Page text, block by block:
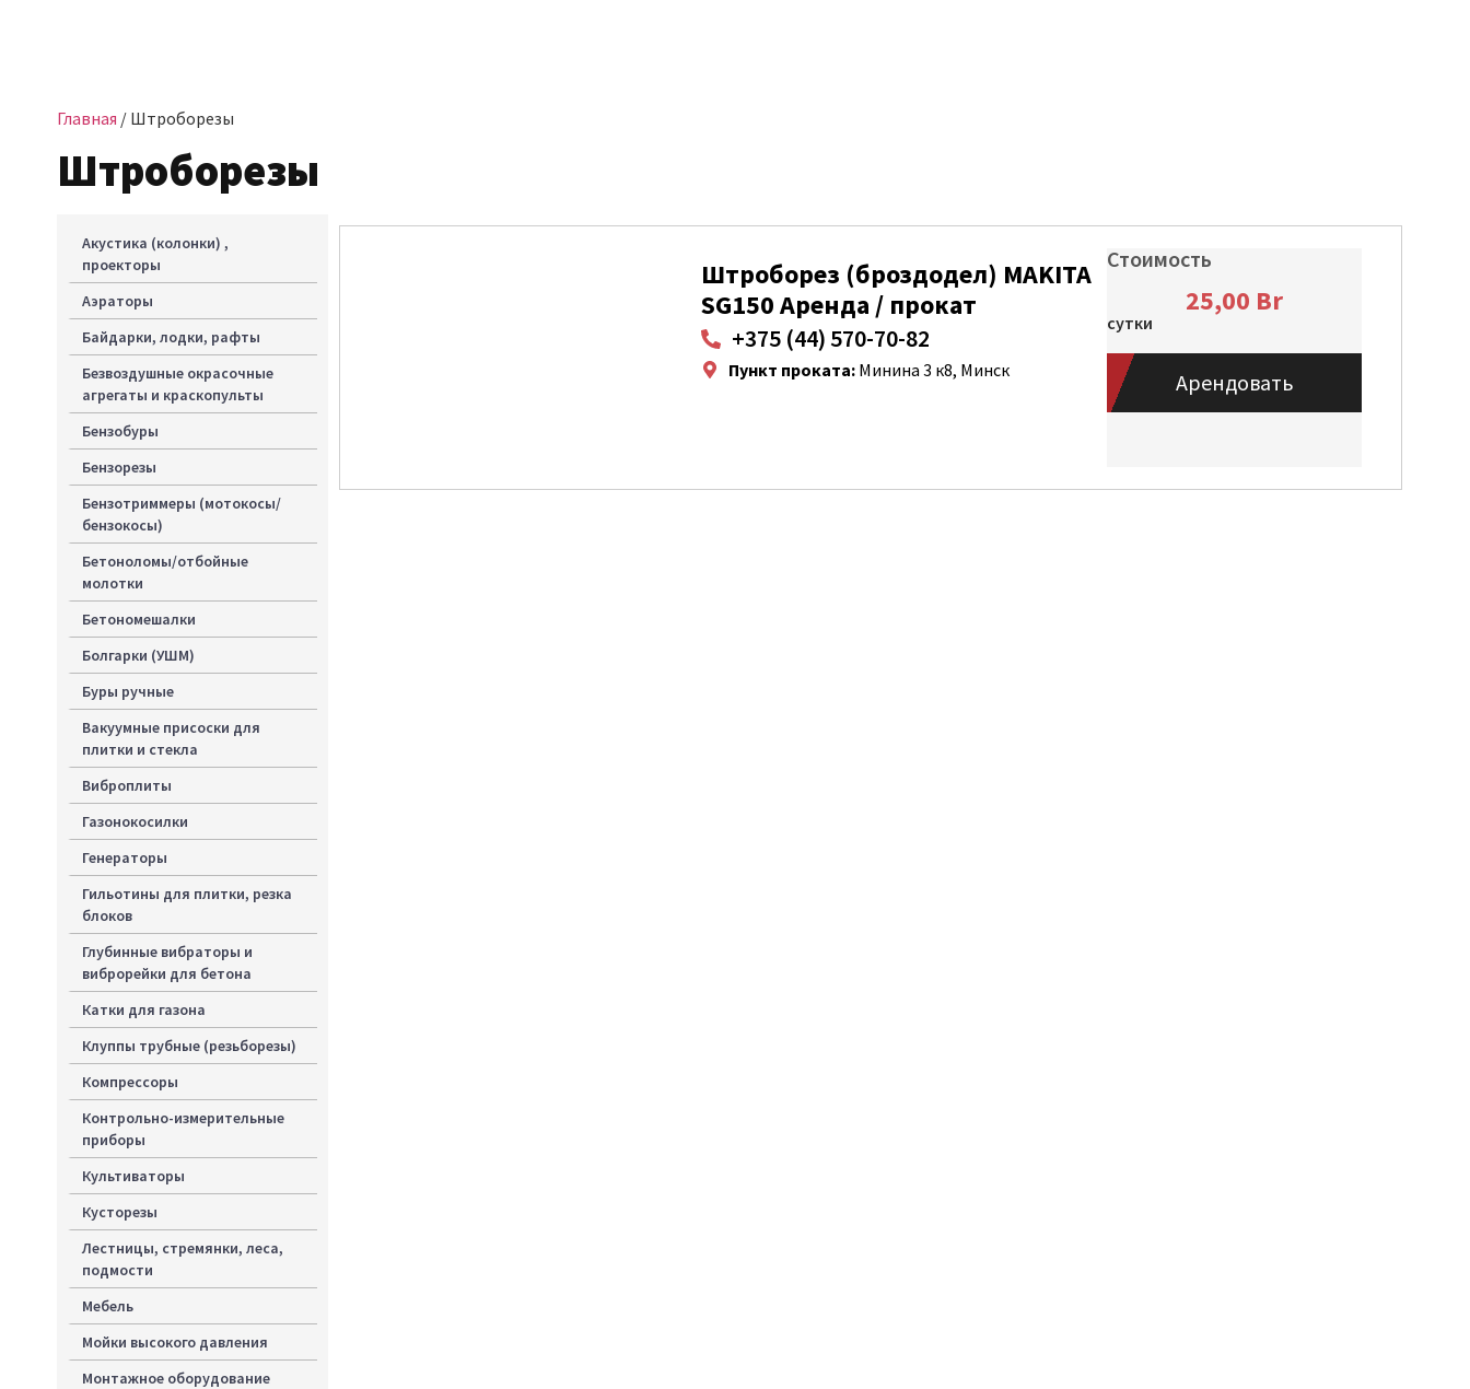
Главная / Штроборезы
Штроборезы
Акустика (колонки) ,
проекторы
Аэраторы
Байдарки, лодки, рафты
Безвоздушные окрасочные
агрегаты и краскопульты
Бензобуры
Бензорезы
Бензотриммеры (мотокосы/
бензокосы)
Бетоноломы/отбойные
молотки
Бетономешалки
Болгарки (УШМ)
Буры ручные
Вакуумные присоски для
плитки и стекла
Виброплиты
Газонокосилки
Генераторы
Гильотины для плитки, резка
блоков
Глубинные вибраторы и
виброрейки для бетона
Катки для газона
Клуппы трубные (резьборезы)
Компрессоры
Контрольно-измерительные
приборы
Культиваторы
Кусторезы
Лестницы, стремянки, леса,
подмости
Мебель
Мойки высокого давления
Монтажное оборудование
Штроборез (броздодел) MAKITA
SG150 Аренда / прокат
+375 (44) 570-70-82
Пункт проката: Минина 3 к8, Минск
Стоимость
25,00 Br
сутки
Арендовать